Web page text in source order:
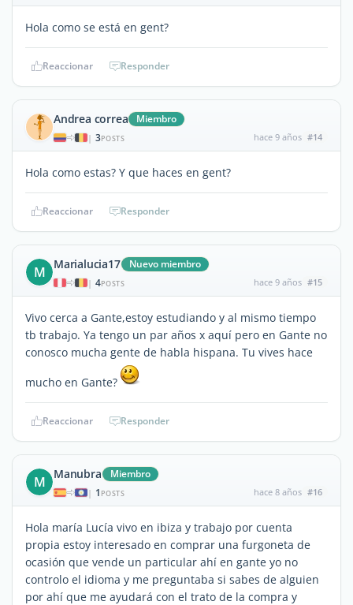
Hola como se está en gent?
Reaccionar Responder
Andrea correa Miembro
| 3POSTS hace 9 años #14
Hola como estas? Y que haces en gent?
Reaccionar Responder
M Marialucia17 Nuevo miembro
| 4POSTS hace 9 años #15
Vivo cerca a Gante,estoy estudiando y al mismo tiempo
tb trabajo. Ya tengo un par años x aquí pero en Gante no
conosco mucha gente de habla hispana. Tu vives hace
mucho en Gante?
Reaccionar Responder
M Manubra Miembro
| 1 POSTS hace 8 años #16
Hola maría Lucía vivo en ibiza y trabajo por cuenta
propia estoy interesado en comprar una furgoneta de
ocasión que vende un particular ahí en gante yo no
controlo el idioma y me preguntaba si sabes de alguien
por ahí que me ayudará con el trato de la compra y